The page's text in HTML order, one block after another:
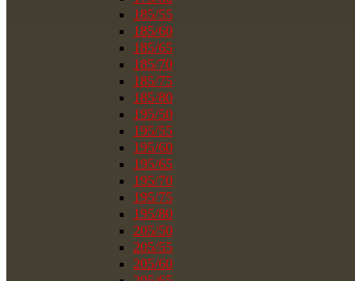
185/55
185/60
185/65
185/70
185/75
185/80
195/50
195/55
195/60
195/65
195/70
195/75
195/80
205/50
205/55
205/60